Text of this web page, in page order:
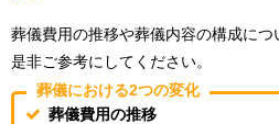
葬儀費用の推移や葬儀内容の構成につ
是非ご参考にしてください。
葬儀における2つの変化
葬儀費用の推移